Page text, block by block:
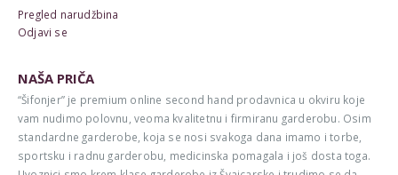
Pregled narudžbina
Odjavi se
NAŠA PRIČA
“Šifonjer” je premium online second hand prodavnica u okviru koje
vam nudimo polovnu, veoma kvalitetnu i firmiranu garderobu. Osim
standardne garderobe, koja se nosi svakoga dana imamo i torbe,
sportsku i radnu garderobu, medicinska pomagala i još dosta toga.